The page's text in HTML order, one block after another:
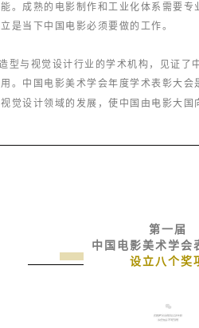
。成熟的电影制作和工业化体系需要
是当下中国电影必须要做的工作。
型与视觉设计行业的学术机构，见证
。 中国电影美术学会年度学术表彰大
觉设计领域的发展，使中国由电影大国
第一届
中国电影美术学会
设立八个奖